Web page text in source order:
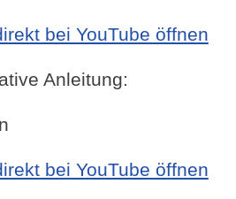
bei YouTube öffnen
Anleitung:
bei YouTube öffnen